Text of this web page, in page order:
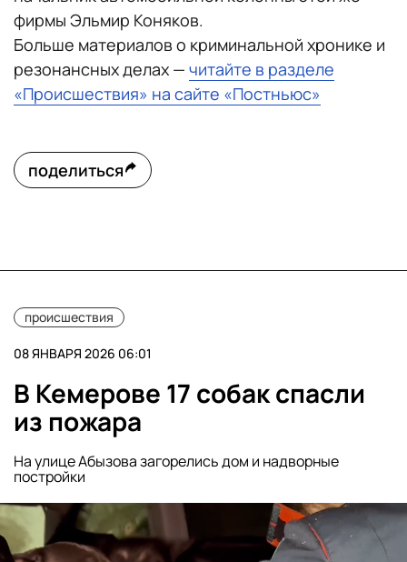
фирмы Эльмир Коняков.
Больше материалов о криминальной хронике и
резонансных делах — читайте в разделе
«Происшествия» на сайте «Постньюс»
поделиться
происшествия
08 ЯНВАРЯ 2026 06:01
В Кемерове 17 собак спасли
из пожара
На улице Абызова загорелись дом и надворные
постройки